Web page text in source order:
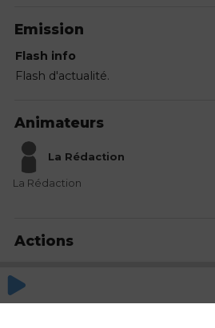
Emission
Flash info
Flash d'actualité.
Animateurs
La Rédaction
La Rédaction
Actions